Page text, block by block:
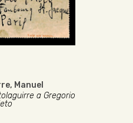
Manuel
a Gregorio